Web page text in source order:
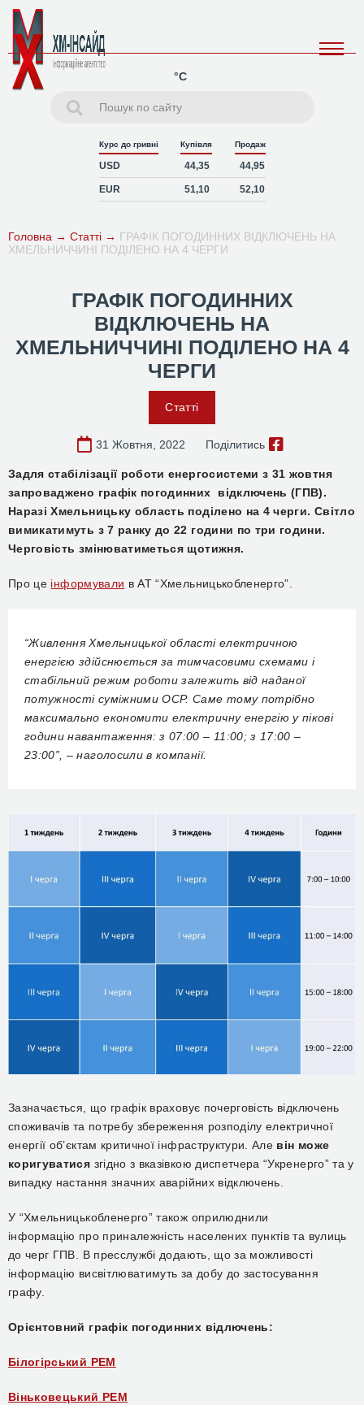
°C
Курс до гривні Купівля Продаж
USD 44,35 44,95
EUR 51,10 52,10
Головна → Статті → ГРАФІК ПОГОДИННИХ ВІДКЛЮЧЕНЬ НА
ХМЕЛЬНИЧЧИНІ ПОДІЛЕНО НА 4 ЧЕРГИ
ГРАФІК ПОГОДИННИХ
ВІДКЛЮЧЕНЬ НА
ХМЕЛЬНИЧЧИНІ ПОДІЛЕНО НА 4
ЧЕРГИ
Статті
31 Жовтня, 2022 Поділитись
Задля стабілізації роботи енергосистеми з 31 жовтня
запроваджено графік погодинних відключень (ГПВ).
Наразі Хмельницьку область поділено на 4 черги. Світло
вимикатимуть з 7 ранку до 22 години по три години.
Черговість змінюватиметься щотижня.
Про це інформували в АТ “Хмельницькобленерго”.
“Живлення Хмельницької області електричною
енергією здійснюється за тимчасовими схемами і
стабільний режим роботи залежить від наданої
потужності суміжними ОСР. Саме тому потрібно
максимально економити електричну енергію у пікові
години навантаження: з 07:00 – 11:00; з 17:00 –
23:00”, – наголосили в компанії.
Зазначається, що графік враховує почерговість відключень
споживачів та потребу збереження розподілу електричної
енергії об’єктам критичної інфраструктури. Але він може
коригуватися згідно з вказівкою диспетчера “Укренерго” та у
випадку настання значних аварійних відключень.
У “Хмельницькобленерго” також оприлюднили
інформацію про приналежність населених пунктів та вулиць
до черг ГПВ. В пресслужбі додають, що за можливості
інформацію висвітлюватимуть за добу до застосування
графу.
Орієнтовний графік погодинних відлючень:
Білогірський РЕМ
Віньковецький РЕМ